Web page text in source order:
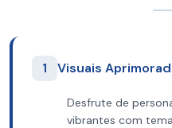
1 Visuais
Desfrute de
vibrantes com